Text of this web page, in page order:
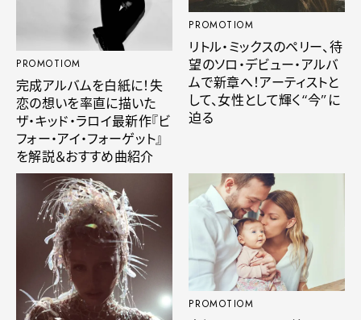
PROMOTIOM
完成アルバムを白紙に！失
恋の想いを率直に描いた
ザ・キッド・ラロイ最新作『ビ
フォー・アイ・フォーゲット』
を解説＆おすすめ曲紹介
PROMOTIOM
リトル・ミックスのペリー、待
望のソロ・デビュー・アルバ
ムで新章へ！アーティストと
して、女性として輝く“今”に
迫る
PROMOTIOM